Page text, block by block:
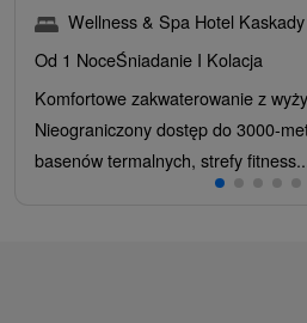
Wellness & Spa Hotel Kaskady
Od 1 NoceŚniadanie I Kolacja
Komfortowe zakwaterowanie z
Nieograniczony dostęp do 3000-
basenów termalnych, strefy